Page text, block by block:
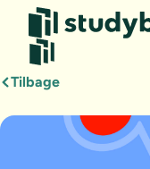
Tilbage